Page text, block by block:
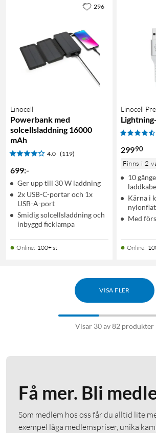
Linocell
Powerbank med
solcellsladdning 16000
mAh
4.0 (119)
699:-
Ger upp till 30 W laddning
2x USB-C-portar och 1x
USB-A-port
Smidig solcellsladdning och
inbyggd ficklampa
Online: 100+ st
296
Linocell
29990
Finns i 2
10
Kärna i
Med
Online:
VISA FLER
Visar 30 av 82 produkter
Få mer. Bli
Som medlem hos oss får du alltid lite
exempel låga medlemspriser, unika